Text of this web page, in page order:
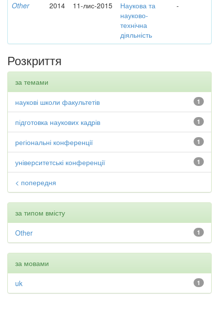
Other 2014 11-лис-2015
Наукова та
науково-
технічна
діяльність
-
Розкриття
за темами
1
наукові школи факультетів
1
підготовка наукових кадрів
1
регіональні конференції
1
університетські конференції
< попередня
за типом вмісту
1
Other
за мовами
1
uk